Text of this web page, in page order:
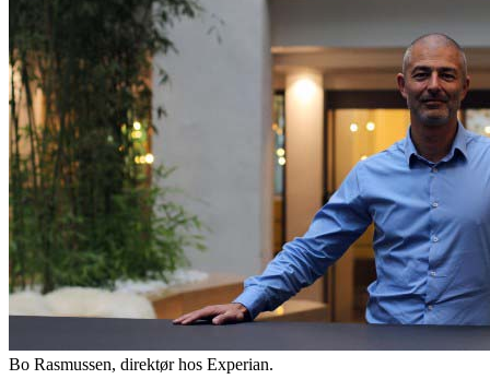
Bo Rasmussen, direktør hos Experian.